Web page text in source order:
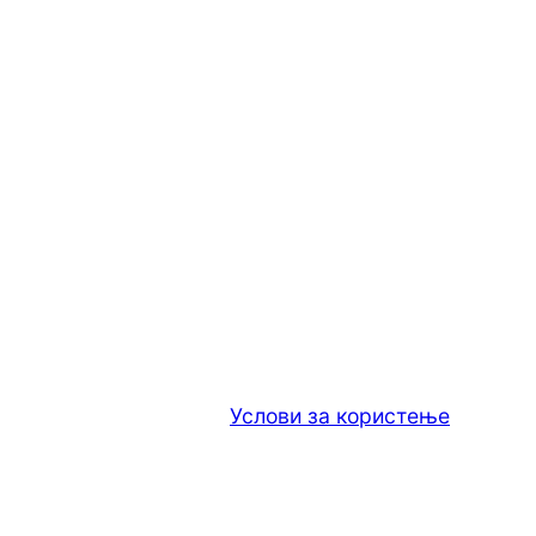
Услови за користење